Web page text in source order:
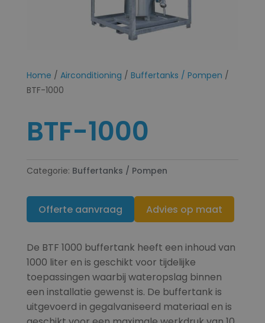
Home / Airconditioning / Buffertanks / Pompen /
BTF-1000
BTF-1000
Categorie: Buffertanks / Pompen
Offerte aanvraag Advies op maat
De BTF 1000 buffertank heeft een inhoud van
1000 liter en is geschikt voor tijdelijke
toepassingen waarbij wateropslag binnen
een installatie gewenst is. De buffertank is
uitgevoerd in gegalvaniseerd materiaal en is